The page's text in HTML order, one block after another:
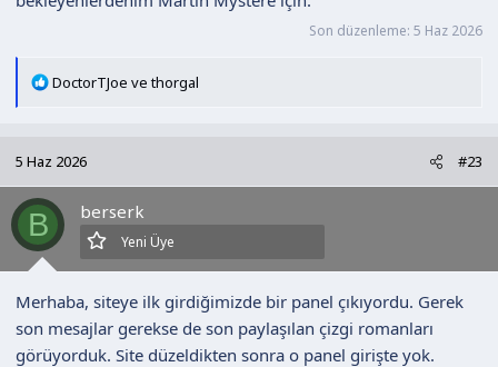
Son düzenleme: 5 Haz 2026
T
l
e
r
DoctorTJoe vethorgal
5 Haz 2026 #23
B berserk
Yeni Üye
Merhaba, siteye ilk girdiğimizde bir panel çıkıyordu. Gerek
son mesajlar gerekse de son paylaşılan çizgi romanları
görüyorduk. Site düzeldikten sonra o panel girişte yok.